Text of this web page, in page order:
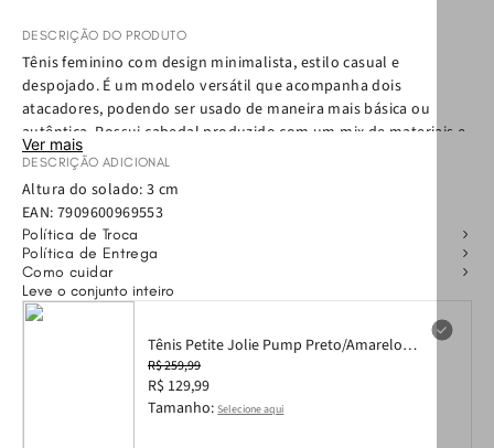
DESCRIÇÃO DO PRODUTO
Tênis feminino com design minimalista, estilo casual e
despojado. É um modelo versátil que acompanha dois
atacadores, podendo ser usado de maneira mais básica ou
autêntica. Possui cabedal produzido com um mix de materiais e
solado em borracha antiderrapante com detalhe bicolor. Alto
conforto na parte interna devido a palmilha macia, com forro
em tecido com espuma.
Ver mais
DESCRIÇÃO ADICIONAL
Altura do solado: 3 cm
EAN: 7909600969553
Política de Troca
Política de Entrega
Como cuidar
Leve o conjunto inteiro
Tênis Petite Jolie Pump Preto/Amarelo
Neon PJ7535 33-4
R$ 259,99
R$ 129,99
Tamanho: Selecione aqui